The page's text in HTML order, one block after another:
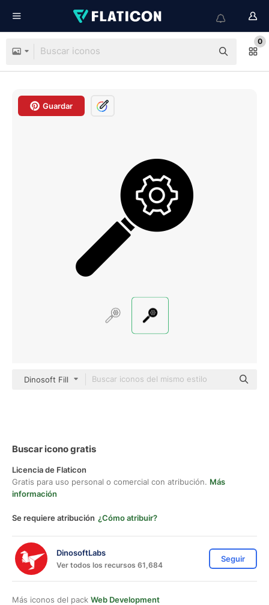
0
Guardar
Dinosoft Fill
Buscar icono gratis
Licencia de Flaticon
Gratis para uso personal o comercial con atribución. Más
información
Se requiere atribución ¿Cómo atribuir?
DinosoftLabs
Ver todos los recursos 61,684
Seguir
Más iconos del pack Web Development